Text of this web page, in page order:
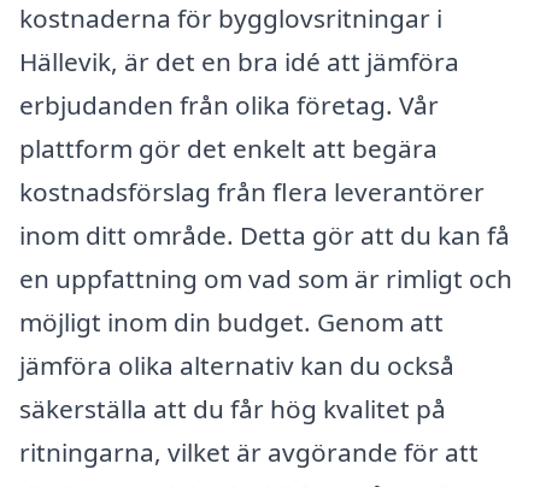
kostnaderna för bygglovsritningar i
Hällevik, är det en bra idé att jämföra
erbjudanden från olika företag. Vår
plattform gör det enkelt att begära
kostnadsförslag från flera leverantörer
inom ditt område. Detta gör att du kan få
en uppfattning om vad som är rimligt och
möjligt inom din budget. Genom att
jämföra olika alternativ kan du också
säkerställa att du får hög kvalitet på
ritningarna, vilket är avgörande för att